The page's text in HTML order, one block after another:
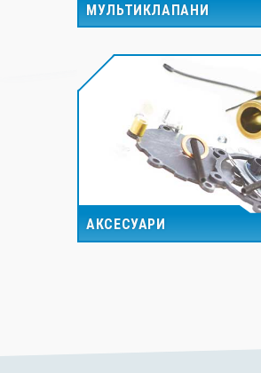
МУЛЬТИКЛАПАНИ
АКСЕСУАРИ